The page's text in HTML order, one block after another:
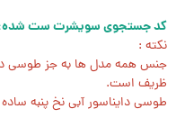
کد جستجوی سویشرت ست شده:
نکته :
جنس همه مدل ها به جز طوسی
ظریف است.
طوسی دایناسور آبی نخ پنبه